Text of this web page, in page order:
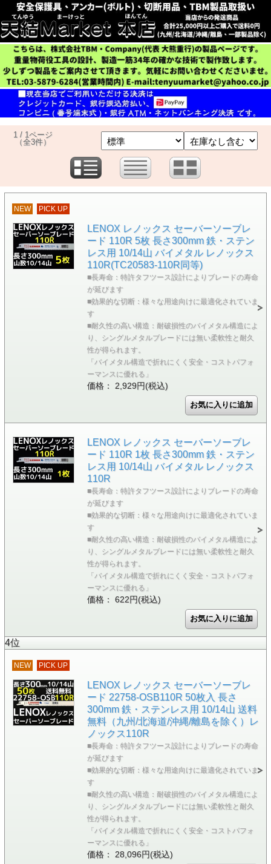
1 / 1ページ
（全3件）
NEW PICK UP
LENOX レノックス セーバーソーブレ
ード 110R 5枚 長さ300mm 鉄・ステン
レス用 10/14山 バイメタル レノックス
110R(TC20583-110R同等)
■長寿命：特許タフツース設計によりブレードの寿命
が延びます
■効果的な切断：様々な用途向けに最適化されていま
す
■耐久性の高い構造：耐破損性のバイメタル構造によ
り、シングルメタルブレードには無い柔軟性と耐久
性が得られます。
「バイメタル構造で折れにくく安全・コストパフォ
ーマンスに優れる」
価格： 2,929円(税込)
LENOX レノックス セーバーソーブレ
ード 110R 1枚 長さ300mm 鉄・ステン
レス用 10/14山 バイメタル レノックス
110R
■長寿命：特許タフツース設計によりブレードの寿命
が延びます
■効果的な切断：様々な用途向けに最適化されていま
す
■耐久性の高い構造：耐破損性のバイメタル構造によ
り、シングルメタルブレードには無い柔軟性と耐久
性が得られます。
「バイメタル構造で折れにくく安全・コストパフォ
ーマンスに優れる」
価格： 622円(税込)
4位
NEW PICK UP
LENOX レノックス セーバーソーブレ
ード 22758-OSB110R 50枚入 長さ
300mm 鉄・ステンレス用 10/14山 送料
無料（九州/北海道/沖縄/離島を除く）レ
ノックス110R
■長寿命：特許タフツース設計によりブレードの寿命
が延びます
■効果的な切断：様々な用途向けに最適化されていま
す
■耐久性の高い構造：耐破損性のバイメタル構造によ
り、シングルメタルブレードには無い柔軟性と耐久
性が得られます。
「バイメタル構造で折れにくく安全・コストパフォ
ーマンスに優れる」
価格： 28,096円(税込)